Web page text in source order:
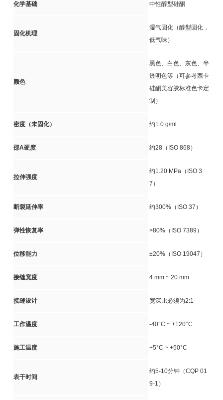
化学基础 中性醇型硅酮
固化机理
湿气固化（醇型固化，
低气味）
颜色
黑色、白色、灰色、半
透明色等（可参考西卡
硅酮美容胶标准色卡定
制）
密度（未固化） 约1.0 g/ml
邵A硬度 约28（ISO 868）
拉伸强度
约1.20 MPa（ISO 3
7）
断裂延伸率 约300%（ISO 37）
弹性恢复率 >80%（ISO 7389）
位移能力 ±20%（ISO 19047）
接缝宽度 4 mm ~ 20 mm
接缝设计 宽深比必须为2:1
工作温度 -40°C ~ +120°C
施工温度 +5°C ~ +50°C
表干时间
约5-10分钟（CQP 01
9-1）